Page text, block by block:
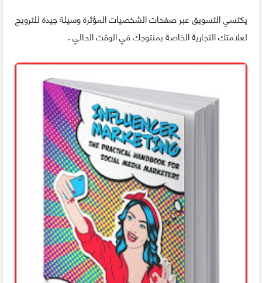
يكتسي التسويق عبر صفحات الشخصيات المؤثرة وسيلة جيدة للترويج
لعلامتك التجارية الخاصة بمنتوجك في الوقت الحالي .